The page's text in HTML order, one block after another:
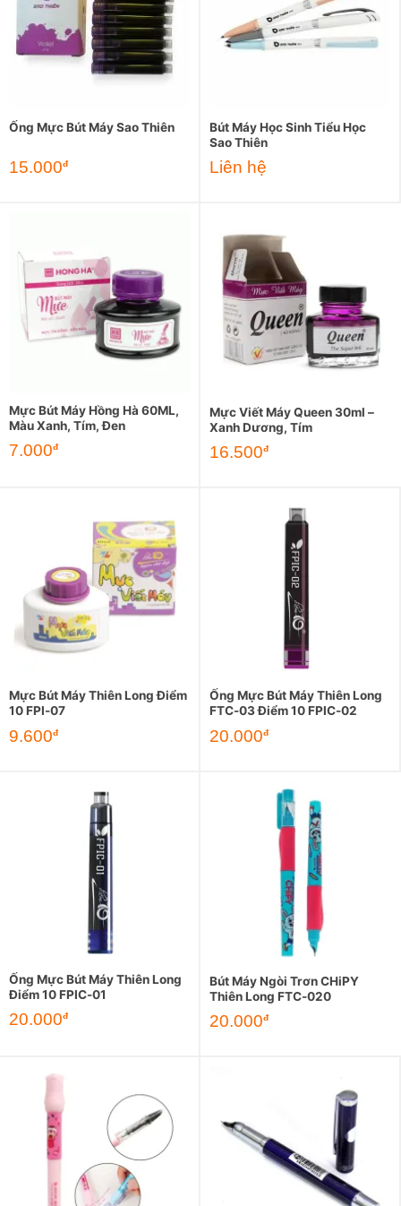
Ống Mực Bút Máy Sao Thiên
15.000đ
Bút Máy Học Sinh Tiểu Học
Sao Thiên
Liên hệ
Mực Bút Máy Hồng Hà 60ML,
Màu Xanh, Tím, Đen
7.000đ
Mực Viết Máy Queen 30ml –
Xanh Dương, Tím
16.500đ
Mực Bút Máy Thiên Long Điểm
10 FPI-07
9.600đ
Ống Mực Bút Máy Thiên Long
FTC-03 Điểm 10 FPIC-02
20.000đ
Ống Mực Bút Máy Thiên Long
Điểm 10 FPIC-01
20.000đ
Bút Máy Ngòi Trơn CHiPY
Thiên Long FTC-020
20.000đ